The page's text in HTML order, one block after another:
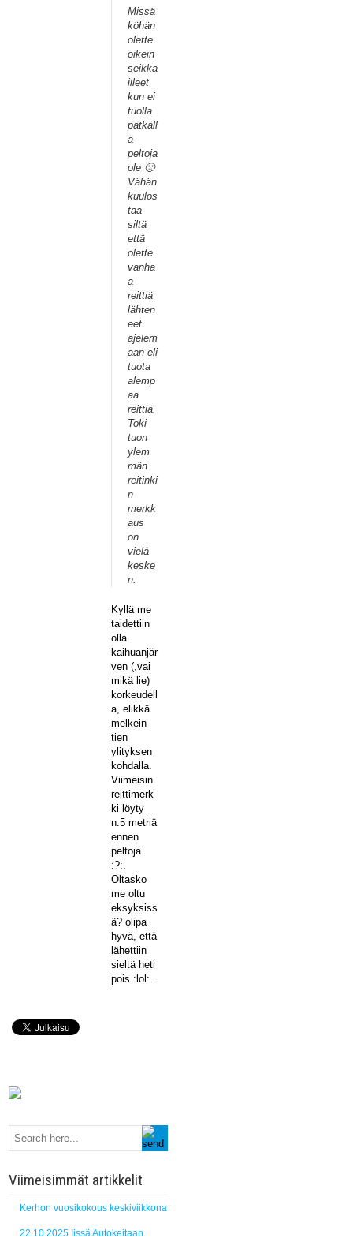
Missä
köhän
olette
oikein
seikka
illeet
kun ei
tuolla
pätkäll
ä
peltoja
ole 🙂
Vähän
kuulos
taa
siltä
että
olette
vanha
a
reittiä
lähten
eet
ajelem
aan eli
tuota
alemp
aa
reittiä.
Toki
tuon
ylem
män
reitinki
n
merkk
aus
on
vielä
keske
n.
Kyllä me
taidettiin
olla
kaihuanjär
ven (,vai
mikä lie)
korkeudell
a, elikkä
melkein
tien
ylityksen
kohdalla.
Viimeisin
reittimerk
ki löyty
n.5 metriä
ennen
peltoja
:?:.
Oltasko
me oltu
eksyksiss
ä? olipa
hyvä, että
lähettiin
sieltä heti
pois :lol:.
Viimeisimmät artikkelit
Kerhon vuosikokous keskiviikkona
22.10.2025 Iissä Autokeitaan